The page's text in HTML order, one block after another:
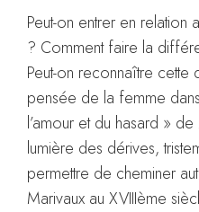
Peut-on entrer en
? Comment faire la
Peut-on reconnaître
pensée de la femme
l’amour et du hasard »
lumière des dérives,
permettre de cheminer
Marivaux au XVIIIème